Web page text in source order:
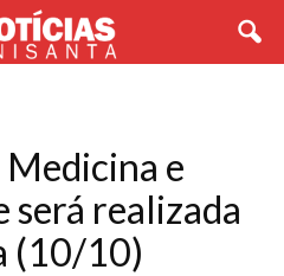
e
será realizada
(10/10)